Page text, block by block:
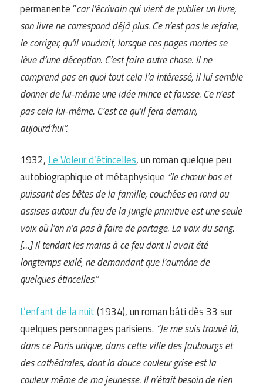
permanente ”car l’écrivain qui vient de publier un livre,
son livre ne correspond déjà plus. Ce n’est pas le refaire,
le corriger, qu’il voudrait, lorsque ces pages mortes se
lève d’une déception. C’est faire autre chose. Il ne
comprend pas en quoi tout cela l’a intéressé, il lui semble
donner de lui-même une idée mince et fausse. Ce n’est
pas cela lui-même. C’est ce qu’il fera demain,
aujourd’hui”.
1932, Le Voleur d’étincelles, un roman quelque peu
autobiographique et métaphysique ‘’le chœur bas et
puissant des bêtes de la famille, couchées en rond ou
assises autour du feu de la jungle primitive est une seule
voix où l’on n’a pas à faire de partage. La voix du sang.
[…] Il tendait les mains à ce feu dont il avait été
longtemps exilé, ne demandant que l’aumône de
quelques étincelles.’’
L’enfant de la nuit(1934), un roman bâti dès 33 sur
quelques personnages parisiens. “Je me suis trouvé là,
dans ce Paris unique, dans cette ville des faubourgs et
des cathédrales, dont la douce couleur grise est la
couleur même de ma jeunesse. Il n’était besoin de rien